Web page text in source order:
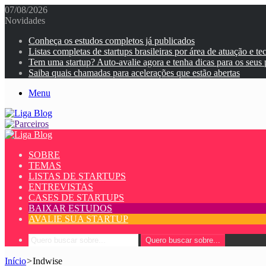
07/08/2026
Novidades
Conheça os estudos completos já publicados
Listas completas de startups brasileiras por área de atuação e
Tem uma startup? Auto-avalie agora e tenha dicas para os seus
Saiba quais chamadas para acelerações que estão abertas
Menu
SOBRE
TEMAS
LISTAS DE STARTUPS
ENTREVISTAS
CASES DE STARTUPS
BAIXAR ESTUDOS
AVALIE SUA STARTUP
Quero buscar sobre...
Início>Indwise